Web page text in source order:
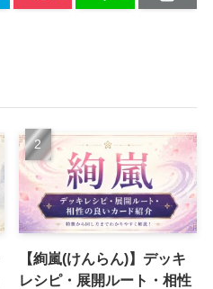
【絢嵐(けんらん)】デッキ
レシピ・展開ルート・相性